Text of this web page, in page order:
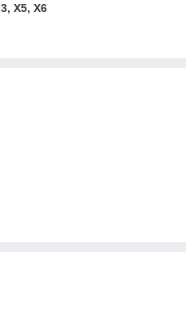
3, X5, X6